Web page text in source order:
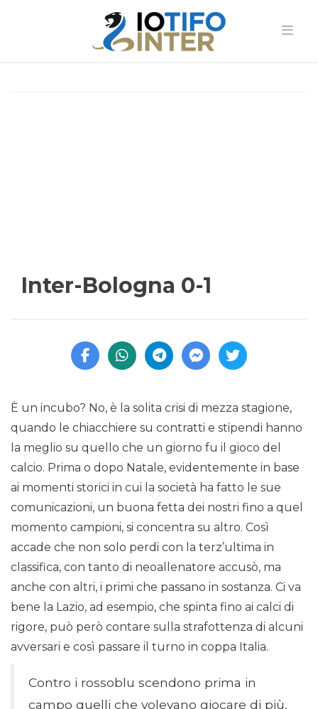
Inter-Bologna 0-1
È un incubo? No, è la solita crisi di mezza stagione,
quando le chiacchiere su contratti e stipendi hanno
la meglio su quello che un giorno fu il gioco del
calcio. Prima o dopo Natale, evidentemente in base
ai momenti storici in cui la società ha fatto le sue
comunicazioni, un buona fetta dei nostri fino a quel
momento campioni, si concentra su altro. Così
accade che non solo perdi con la terz’ultima in
classifica, con tanto di neoallenatore accusò, ma
anche con altri, i primi che passano in sostanza. Ci va
bene la Lazio, ad esempio, che spinta fino ai calci di
rigore, può però contare sulla strafottenza di alcuni
avversari e così passare il turno in coppa Italia.
Contro i rossoblu scendono prima in
campo quelli che volevano giocare di più,